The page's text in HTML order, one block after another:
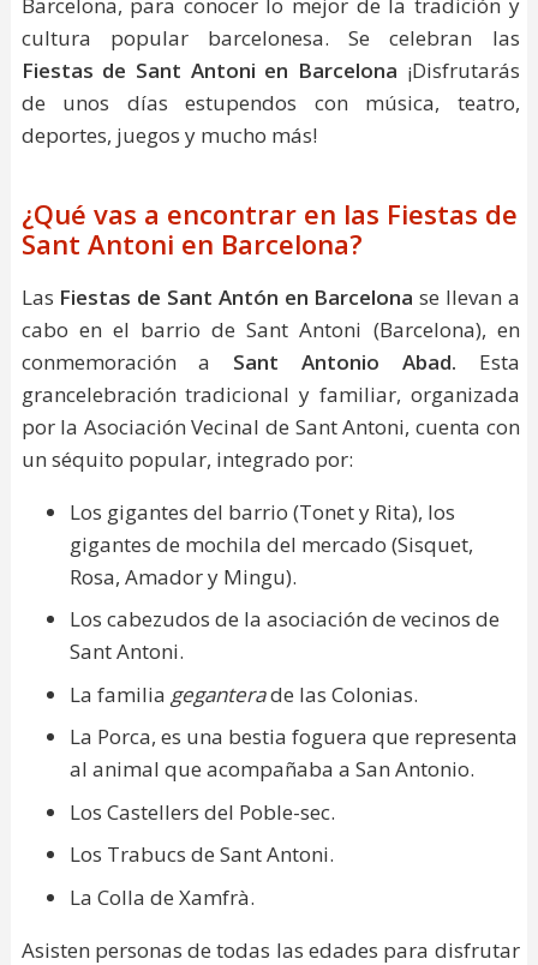
cultura popular barcelonesa. Se celebran las
Fiestas de Sant Antoni en Barcelona ¡Disfrutarás
de unos días estupendos con música, teatro,
deportes, juegos y mucho más!
¿Qué vas a encontrar en las Fiestas de
Sant Antoni en Barcelona?
Las Fiestas de Sant Antón en Barcelona se llevan a
cabo en el barrio de Sant Antoni (Barcelona), en
conmemoración a Sant Antonio Abad. Esta
grancelebración tradicional y familiar, organizada
por la Asociación Vecinal de Sant Antoni, cuenta con
un séquito popular, integrado por:
Los gigantes del barrio (Tonet y Rita), los
gigantes de mochila del mercado (Sisquet,
Rosa, Amador y Mingu).
Los cabezudos de la asociación de vecinos de
Sant Antoni.
La familia geganterade las Colonias.
La Porca, es una bestia foguera que representa
al animal que acompañaba a San Antonio.
Los Castellers del Poble-sec.
Los Trabucs de Sant Antoni.
La Colla de Xamfrà.
Asisten personas de todas las edades para disfrutar